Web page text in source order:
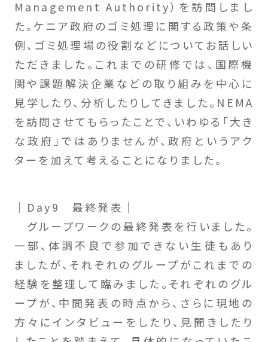
Management Authority）を訪問しまし
た。ケニア政府のゴミ処理に関する政策や条
例、ゴミ処理場の役割などについてお話しい
ただきました。これまでの研修では、国際機
関や課題解決企業などの取り組みを中心に
見学したり、分析したりしてきました。NEMA
を訪問させてもらったことで、いわゆる「大き
な政府」ではありませんが、政府というアク
ターを加えて考えることになりました。
｜Day9 最終発表｜
グループワークの最終発表を行いました。
一部、体調不良で参加できない生徒もあり
ましたが、それぞれのグループがこれまでの
経験を整理して臨みました。それぞれのグル
ープが、中間発表の時点から、さらに現地の
方々にインタビューをしたり、見聞きしたり